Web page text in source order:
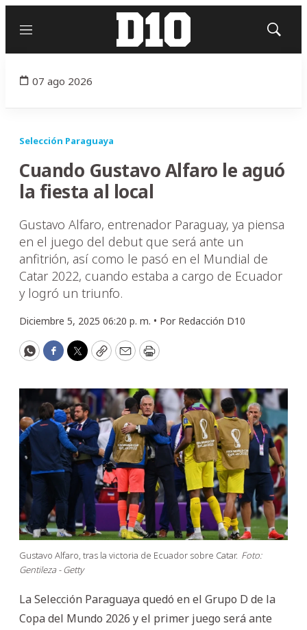
Menú
Mostrar
07 ago 2026
Selección Paraguaya
Cuando Gustavo Alfaro le aguó
la fiesta al local
Gustavo Alfaro, entrenador Paraguay, ya piensa
en el juego del debut que será ante un
anfitrión, así como le pasó en el Mundial de
Catar 2022, cuando estaba a cargo de Ecuador
y logró un triunfo.
Diciembre 5, 2025 06:20 p. m. • Por Redacción D10
WhatsApp
Facebook
Twitter
CopyEmailPrint
Gustavo Alfaro, tras la victoria de Ecuador sobre Catar. Foto:
Gentileza - Getty
La Selección Paraguaya quedó en el Grupo D de la
Copa del Mundo 2026 y el primer juego será ante